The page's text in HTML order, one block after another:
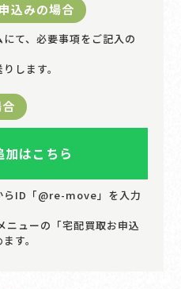
込みの場合
て、必要事項をご記入の
します。
はこちら
らID「@re-move」を入力
ニューの「宅配買取お申込
す。